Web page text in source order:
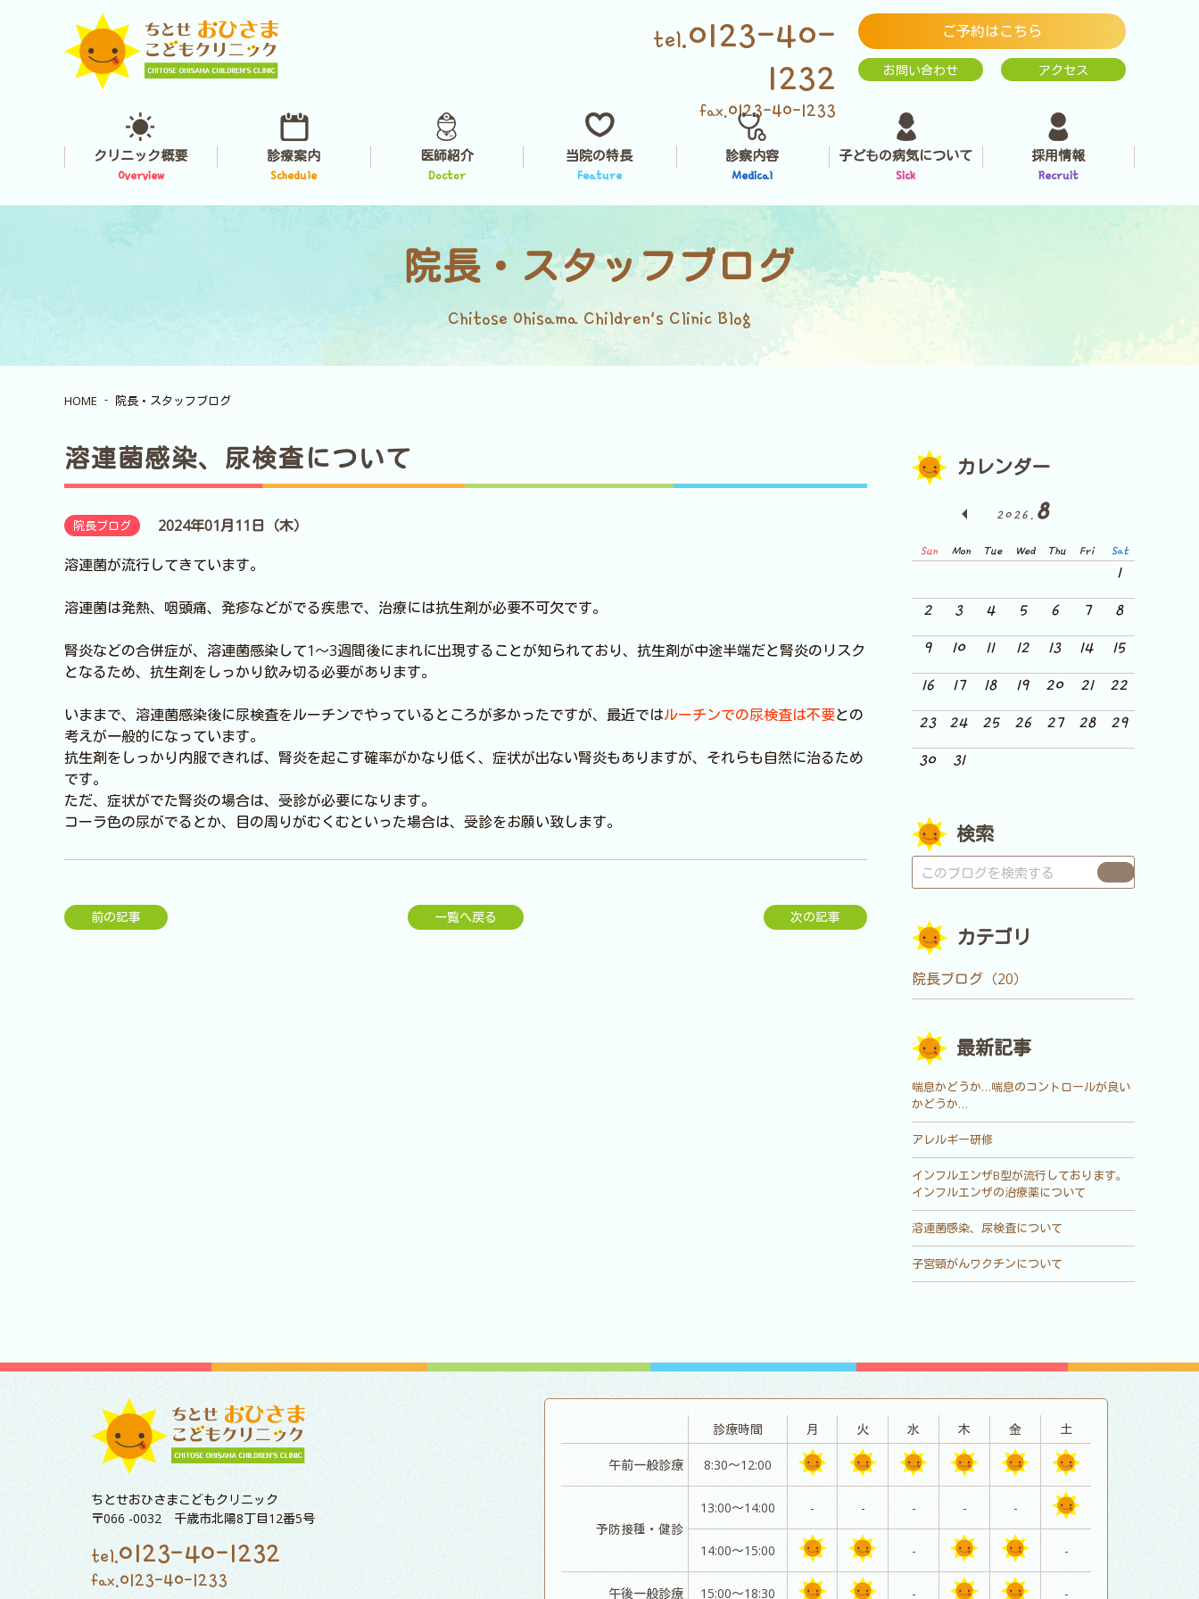
tel.0123-40-
1232
fax.0123-40-1233
ご予約はこちら
お問い合わせ アクセス
クリニック概要
Overview
診療案内
Schedule
医師紹介
Doctor
当院の特長
Feature
診察内容
Medical
子どもの病気について
Sick
採用情報
Recruit
院長・スタッフブログ
Chitose Ohisama Children's Clinic Blog
HOME 院長・スタッフブログ
溶連菌感染、尿検査について
院長ブログ
2024年01月11日（木）
溶連菌が流行してきています。
溶連菌は発熱、咽頭痛、発疹などがでる疾患で、治療には抗生剤が必要不可欠です。
腎炎などの合併症が、溶連菌感染して1～3週間後にまれに出現することが知られており、抗生剤が中途半端だと腎炎のリスク
となるため、抗生剤をしっかり飲み切る必要があります。
いままで、溶連菌感染後に尿検査をルーチンでやっているところが多かったですが、最近ではルーチンでの尿検査は不要との
考えが一般的になっています。
抗生剤をしっかり内服できれば、腎炎を起こす確率がかなり低く、症状が出ない腎炎もありますが、それらも自然に治るため
です。
ただ、症状がでた腎炎の場合は、受診が必要になります。
コーラ色の尿がでるとか、目の周りがむくむといった場合は、受診をお願い致します。
前の記事 一覧へ戻る 次の記事
カレンダー
2026. 8
Sun Mon Tue Wed Thu Fri Sat
1
2
3 4 5 6 7
8
9
10 11 12 13 14
15
16
17 18 19 20 21
22
23
24 25 26 27 28
29
30
31
検索
カテゴリ
院長ブログ（20）
最新記事
喘息かどうか…喘息のコントロールが良い
かどうか…
アレルギー研修
インフルエンザB型が流行しております。
インフルエンザの治療薬について
溶連菌感染、尿検査について
子宮頸がんワクチンについて
ちとせおひさまこどもクリニック
〒066 -0032 千歳市北陽8丁目12番5号
tel.0123-40-1232
fax.0123-40-1233
診療時間 月 火 水 木 金 土
午前一般診療 8:30～12:00
予防接種・健診
13:00～14:00 - - - - -
14:00～15:00 - -
午後一般診療 15:00～18:30 - -